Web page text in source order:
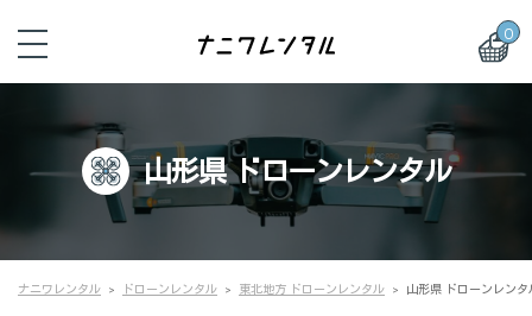
0
山形県 ドローンレンタル
ナニワレンタル ドローンレンタル 東北地方 ドローンレンタル 山形県 ドローンレンタ